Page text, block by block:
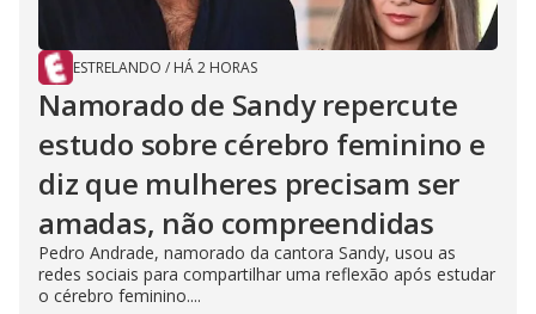
ESTRELANDO / HÁ 2 HORAS
Namorado de Sandy repercute
estudo sobre cérebro feminino e
diz que mulheres precisam ser
amadas, não compreendidas
Pedro Andrade, namorado da cantora Sandy, usou as
redes sociais para compartilhar uma reflexão após estudar
o cérebro feminino....